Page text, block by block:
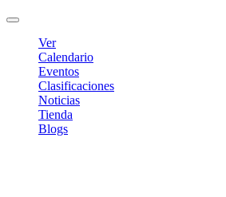
Ver
Calendario
Eventos
Clasificaciones
Noticias
Tienda
Blogs